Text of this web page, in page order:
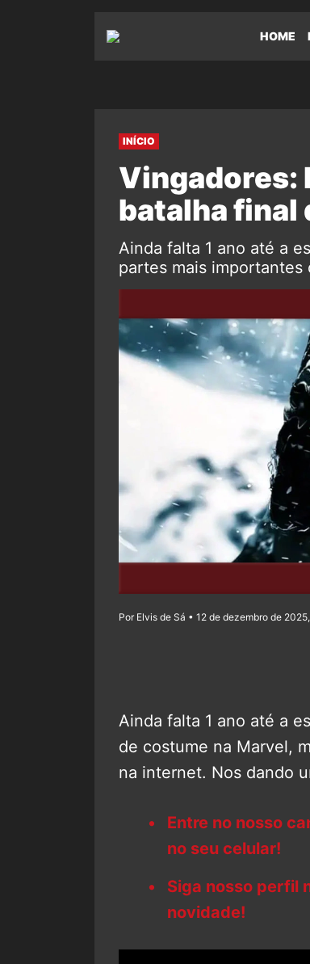
HOME
INÍCIO
Vingadores:
batalha final
Ainda falta 1 ano até a
partes mais
Por Elvis de Sá • 12 de dezembro de
Ainda falta 1 ano até a
de costume na Marvel,
na internet. Nos dando
Entre no nosso
no seu celular!
Siga nosso perfil
novidade!